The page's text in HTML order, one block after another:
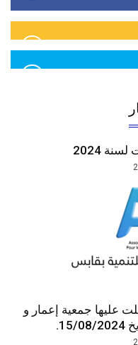
2024
عليها جمعية إعمار و